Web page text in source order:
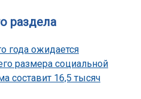
раздела
года ожидается
размера социальной
составит 16,5 тысяч